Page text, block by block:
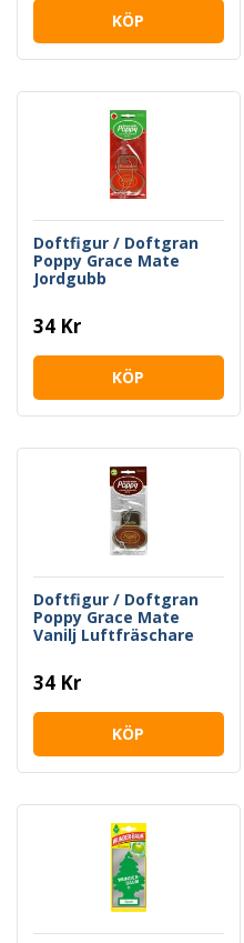
KÖP
Doftfigur / Doftgran
Poppy Grace Mate
Jordgubb
34 Kr
KÖP
Doftfigur / Doftgran
Poppy Grace Mate
Vanilj Luftfräschare
34 Kr
KÖP